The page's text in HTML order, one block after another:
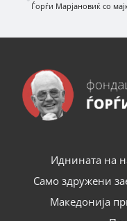
Ѓорѓи Марјановиќ со
Иднината на
Само здружени
Македонија